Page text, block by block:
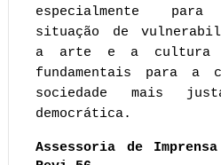
especialmente
situação de
a arte e a cultura
fundamentais para a
sociedade mais
democrática.
Assessoria de